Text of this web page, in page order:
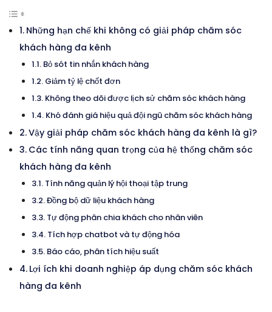
Những hạn chế khi không có giải pháp chăm sóc
khách hàng đa kênh
Bỏ sót tin nhắn khách hàng
Giảm tỷ lệ chốt đơn
Không theo dõi được lịch sử chăm sóc khách hàng
Khó đánh giá hiệu quả đội ngũ chăm sóc khách hàng
Vậy giải pháp chăm sóc khách hàng đa kênh là gì?
Các tính năng quan trọng của hệ thống chăm sóc
khách hàng đa kênh
Tính năng quản lý hội thoại tập trung
Đồng bộ dữ liệu khách hàng
Tự động phân chia khách cho nhân viên
Tích hợp chatbot và tự động hóa
Báo cáo, phân tích hiệu suất
Lợi ích khi doanh nghiệp áp dụng chăm sóc khách
hàng đa kênh